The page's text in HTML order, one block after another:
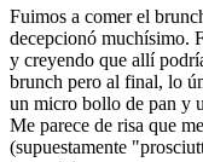
Fuimos a comer el
decepcionó muchísimo.
y creyendo que allí
brunch pero al final, lo
un micro bollo de pan y
Me parece de risa que
(supuestamente